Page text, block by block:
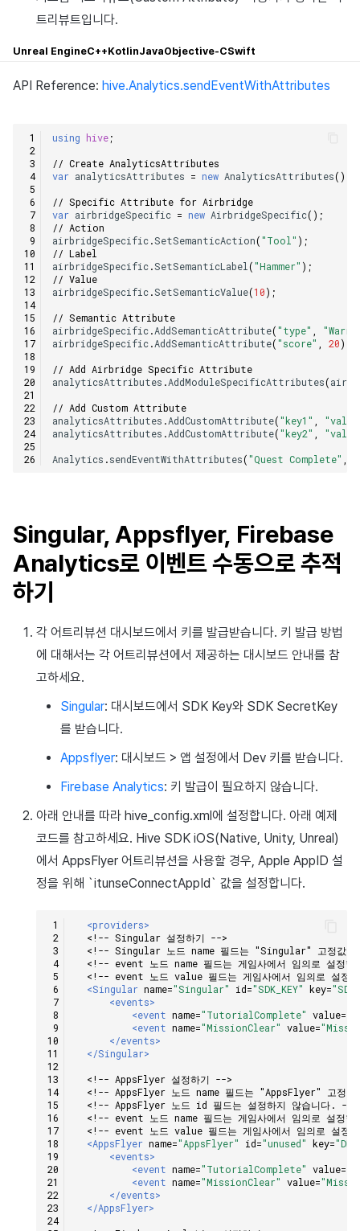
트리뷰트입니다.
Unreal EngineC++KotlinJavaObjective-CSwift
API Reference: hive.Analytics.sendEventWithAttributes
using hive;
// Create AnalyticsAttributes
var analyticsAttributes = new AnalyticsAttributes();
// Specific Attribute for Airbridge
var airbridgeSpecific = new AirbridgeSpecific();
// Action
airbridgeSpecific.SetSemanticAction("Tool" );
// Label
airbridgeSpecific.SetSemanticLabel ("Hammer" );
// Value
airbridgeSpecific.SetSemanticValue(10);
// Semantic Attribute
airbridgeSpecific.AddSemanticAttribute("type"
airbridgeSpecific.AddSemanticAttribute("score" 20);
// Add Airbridge Specific Attribute
analyticsAttributes .AddModuleSpecificAttributes(
// Add Custom Attribute
analyticsAttributes .AddCustomAttribute("key1"
analyticsAttributes .AddCustomAttribute("key2"
Analytics .sendEventWithAttributes("Quest Complete"
Singular, Appsflyer, Firebase
Analytics로 이벤트 수동으로 추적
하기
각 어트리뷰션 대시보드에서 키를 발급받습니다. 키 발급 방법
에 대해서는 각 어트리뷰션에서 제공하는 대시보드 안내를 참
고하세요.
Singular: 대시보드에서 SDK Key와 SDK SecretKey
를 받습니다.
Appsflyer: 대시보드 > 앱 설정에서 Dev 키를 받습니다.
Firebase Analytics: 키 발급이 필요하지 않습니다.
아래 안내를 따라 hive_config.xml에 설정합니다. 아래 예제
코드를 참고하세요. Hive SDK iOS(Native, Unity, Unreal)
에서 AppsFlyer 어트리뷰션을 사용할 경우, Apple AppID 설
정을 위해 `itunseConnectAppId` 값을 설정합니다.
<providers>
<!-- Singular 설정하기 -->
<!-- Singular 노드 name 필드는 "Singular" 고정값
<!-- event 노드 name 필드는 게임사에서 임의로 설정
<!-- event 노드 value 필드는 게임사에서 임의로 설정
<Singular name="Singular" id="SDK_KEY" key=
<events>
<event name="TutorialComplete" value=
<event name="MissionClear" value=
</events>
</Singular>
<!-- AppsFlyer 설정하기 -->
<!-- AppsFlyer 노드 name 필드는 "AppsFlyer" 고정
<!-- AppsFlyer 노드 id 필드는 설정하지 않습니다. -->
<!-- event 노드 name 필드는 게임사에서 임의로 설정
<!-- event 노드 value 필드는 게임사에서 임의로 설정
<AppsFlyer name="AppsFlyer" id="unused" key=
<events>
<event name="TutorialComplete" value=
<event name="MissionClear" value=
</events>
</AppsFlyer>